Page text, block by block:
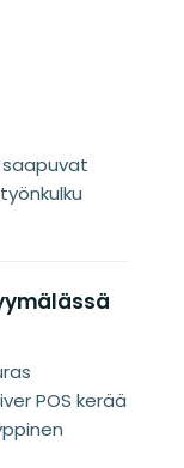
saapuvat
POS kerää